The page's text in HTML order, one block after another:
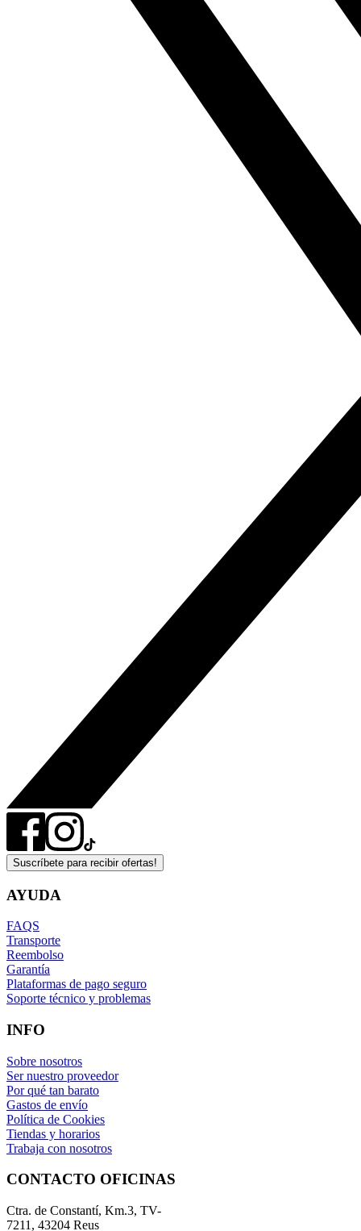
Suscríbete para recibir ofertas!
AYUDA
FAQS
Transporte
Reembolso
Garantía
Plataformas de pago seguro
Soporte técnico y problemas
INFO
Sobre nosotros
Ser nuestro proveedor
Por qué tan barato
Gastos de envío
Política de Cookies
Tiendas y horarios
Trabaja con nosotros
CONTACTO OFICINAS
Ctra. de Constantí, Km.3, TV-
7211, 43204 Reus